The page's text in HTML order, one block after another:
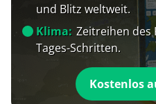
und Blitz weltweit.
Klima: Zeitreihen des
Tages-Schritten.
Kostenlos